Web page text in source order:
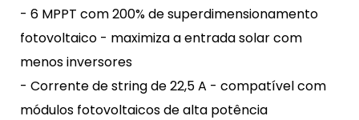
- 6 MPPT com 200% de superdimensionamento
fotovoltaico - maximiza a entrada solar com
menos inversores
- Corrente de string de 22,5 A - compatível com
módulos fotovoltaicos de alta potência